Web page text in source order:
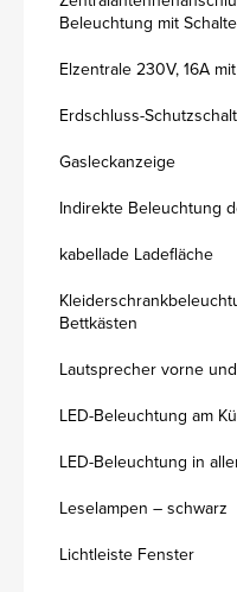
Beleuchtung mit
Elzentrale 230V, 16A
Erdschluss-
Gasleckanzeige
Indirekte Beleuchtung
kabellade Ladefläche
Bettkästen
Lautsprecher vorne
LED-Beleuchtung am
LED-Beleuchtung in
Leselampen – schwarz
Lichtleiste Fenster